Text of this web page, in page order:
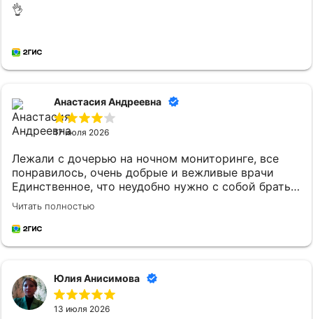
👌
Анастасия Андреевна
17 июля 2026
Лежали с дочерью на ночном мониторинге, все
понравилось, очень добрые и вежливые врачи
Единственное, что неудобно нужно с собой брать
постельное белье и маленькому ребенку
кипяченую воду
Читать полностью
Юлия Анисимова
13 июля 2026